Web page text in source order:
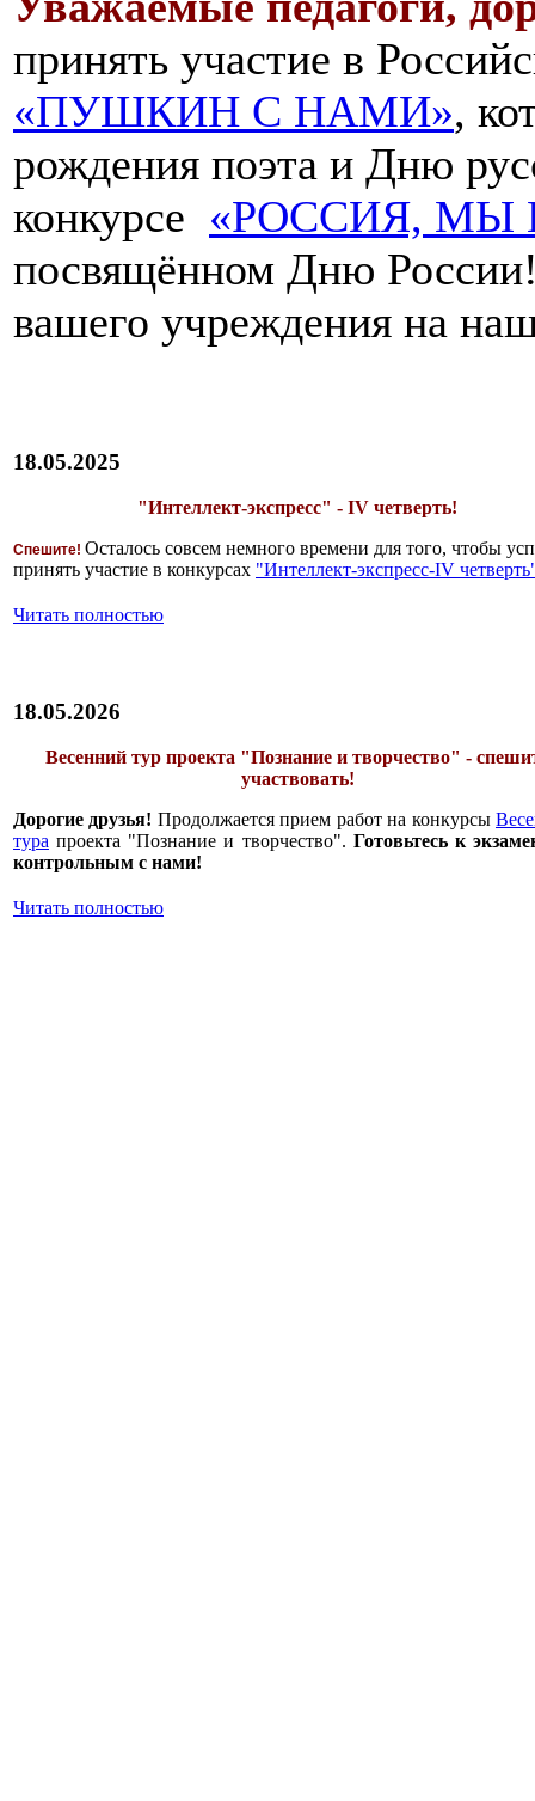
принять участие в
«ПУШКИН С НАМИ»,
рождения поэта и Дню
конкурсе «РОССИЯ, МЫ
посвящённом Дню
вашего учреждения на
18.05.2025
"Интеллект-экспресс" - IV четверть!
Спешите! Осталось совсем немного времени для того, чтобы
принять участие в конкурсах "Интеллект-экспресс-IV
Читать полностью
18.05.2026
Весенний тур проекта "Познание и творчество" -
участвовать!
Дорогие друзья! Продолжается прием работ на конкурсы
тура проекта "Познание и творчество". Готовьтесь к
контрольным с нами!
Читать полностью